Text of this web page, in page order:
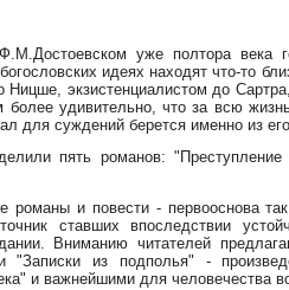
уже полтора века
идеях находят что-то
Ницше, экзистенциалистом до
более удивительно, что за всю
для суждений берется именно из
пять романов:
романы и повести - первооснова
ставших впоследствии
Вниманию читателей
"Записки из подполья" -
и важнейшими для человечества